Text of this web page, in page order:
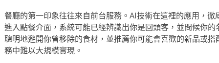
餐廳的第一印象往往來自前台服務。AI技術在這裡的應用，
進入點餐介面，系統可能已經辨識出你是回頭客，並問候你
聰明地避開你曾移除的食材，並推薦你可能會喜歡的新品或
務中難以大規模實現。